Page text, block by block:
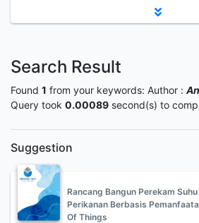
Search Result
Found 1 from your keywords: Author :
Query took 0.00089 second(s) to
Suggestion
Rancang Bangun Perekam
Perikanan Berbasis
Of Things